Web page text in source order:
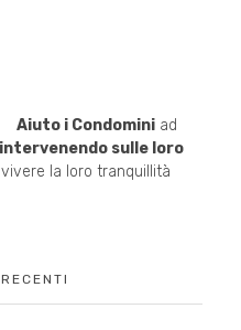
Aiuto i Condominiad
intervenendo sulle loro
la loro tranquillità